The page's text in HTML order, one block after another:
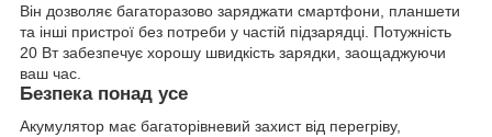
Він дозволяє багаторазово заряджати смартфони, планшети
та інші пристрої без потреби у частій підзарядці. Потужність
20 Вт забезпечує хорошу швидкість зарядки, заощаджуючи
ваш час.
Безпека понад усе
Акумулятор має багаторівневий захист від перегріву,